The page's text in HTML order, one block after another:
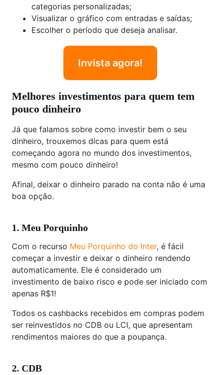
categorias personalizadas;
Visualizar o gráfico com entradas e saídas;
Escolher o período que deseja analisar.
Invista agora!
Melhores investimentos para quem tem
pouco dinheiro
Já que falamos sobre como investir bem o seu
dinheiro, trouxemos dicas para quem está
começando agora no mundo dos investimentos,
mesmo com pouco dinheiro!
Afinal, deixar o dinheiro parado na conta não é uma
boa opção.
1. Meu Porquinho
Com o recurso Meu Porquinho do Inter, é fácil
começar a investir e deixar o dinheiro rendendo
automaticamente. Ele é considerado um
investimento de baixo risco e pode ser iniciado com
apenas R$1!
Todos os cashbacks recebidos em compras podem
ser reinvestidos no CDB ou LCI, que apresentam
rendimentos maiores do que a poupança.
2. CDB